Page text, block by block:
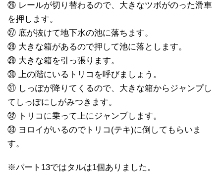
㉖ レールが切り替わるので、大きなツボがのった滑車
を押します。
㉗ 底が抜けて地下水の池に落ちます。
㉘ 大きな箱があるので押して池に落とします。
㉙ 大きな箱を引っ張ります。
㉚ 上の階にいるトリコを呼びましょう。
㉛ しっぽが降りてくるので、大きな箱からジャンプし
てしっぽにしがみつきます。
㉜ トリコに乗って上にジャンプします。
㉝ ヨロイがいるのでトリコ(テキ)に倒してもらいま
す。
※パート13ではタルは1個ありました。